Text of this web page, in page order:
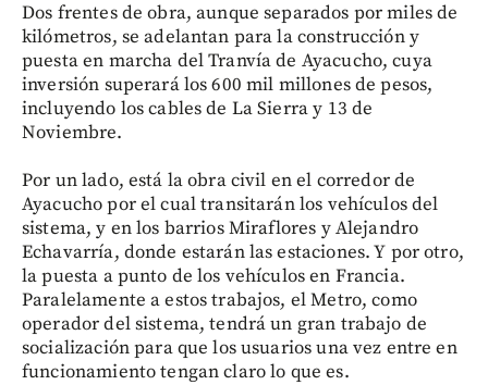
Dos frentes de obra, aunque separados por miles de
kilómetros, se adelantan para la construcción y
puesta en marcha del Tranvía de Ayacucho, cuya
inversión superará los 600 mil millones de pesos,
incluyendo los cables de La Sierra y 13 de
Noviembre.
Por un lado, está la obra civil en el corredor de
Ayacucho por el cual transitarán los vehículos del
sistema, y en los barrios Miraflores y Alejandro
Echavarría, donde estarán las estaciones. Y por otro,
la puesta a punto de los vehículos en Francia.
Paralelamente a estos trabajos, el Metro, como
operador del sistema, tendrá un gran trabajo de
socialización para que los usuarios una vez entre en
funcionamiento tengan claro lo que es.